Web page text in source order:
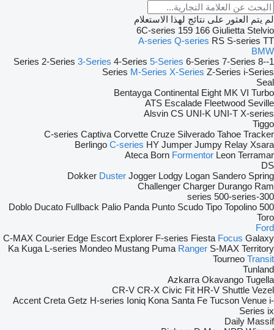
لم يتم العثور على نتائج لهذا الاستعلام
6C-series 159 166 Giulietta Stelvio
A-series Q-series RS S-series TT
BMW
1-Series
2-Series 3-Series 4-Series 5-Series 6-Series 7-Series 8-
Series M-Series X-Series Z-Series i-Series
Seal
Bentayga Continental Eight MK VI Turbo
ATS Escalade Fleetwood Seville
Alsvin CS UNI-K UNI-T X-series
Tiggo
C-series Captiva Corvette Cruze Silverado Tahoe Tracker
Berlingo C-series HY Jumper Jumpy Relay Xsara
Ateca Born Formentor Leon Terramar
DS
Dokker Duster Jogger Lodgy Logan Sandero Spring
Challenger Charger Durango Ram
300-series
500-series
500
Doblo Ducato Fullback Palio Panda Punto Scudo Tipo Topolino
Toro
Ford
C-MAX Courier Edge Escort Explorer F-series Fiesta Focus Galaxy
Ka Kuga L-series Mondeo Mustang Puma Ranger S-MAX Territory
Tourneo Transit
Tunland
Azkarra Okavango Tugella
CR-V CR-X Civic Fit HR-V Shuttle Vezel
Accent Creta Getz H-series Ioniq Kona Santa Fe Tucson Venue i-
Series ix
Daily Massif